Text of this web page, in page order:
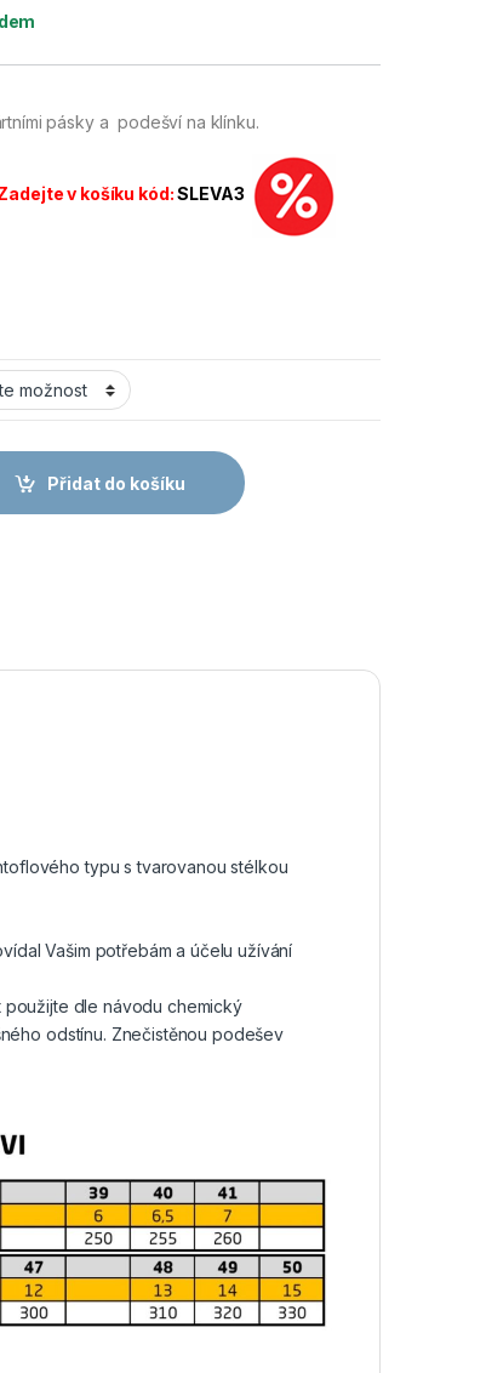
pásky a podešví na klínku.
v košíku kód:SLEVA3
pantofel pánský bez pásku hnědý množství
Přidat do košíku
typu s tvarovanou stélkou
Vašim potřebám a účelu užívání
použijte dle návodu chemický
odstínu. Znečistěnou podešev